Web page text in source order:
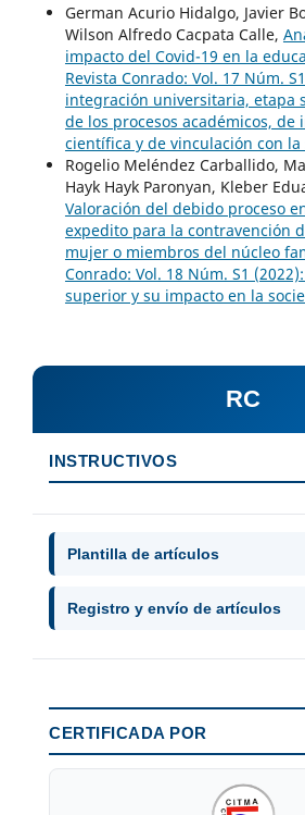
German Acurio Hidalgo, Javier
Wilson Alfredo Cacpata Calle,
impacto del Covid-19 en la
Revista Conrado: Vol. 17 Núm.
integración universitaria, etapa
de los procesos académicos, de
científica y de vinculación con la
Rogelio Meléndez Carballido,
Hayk Hayk Paronyan, Kleber
Valoración del debido proceso
expedito para la contravención
mujer o miembros del núcleo
Conrado: Vol. 18 Núm. S1
superior y su impacto en la
RC
INSTRUCTIVOS
Plantilla de artículos
Registro y envío de artículos
CERTIFICADA POR